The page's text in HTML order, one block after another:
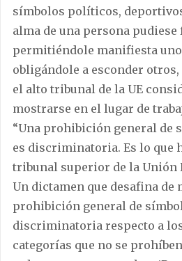
símbolos políticos,
alma de una persona
permitiéndole manifiesta
obligándole a esconder
el alto tribunal de la UE
mostrarse en el lugar de
“Una prohibición general de
es discriminatoria. Es lo que
tribunal superior de la Unión
Un dictamen que desafina de
prohibición general de
discriminatoria respecto a
categorías que no se